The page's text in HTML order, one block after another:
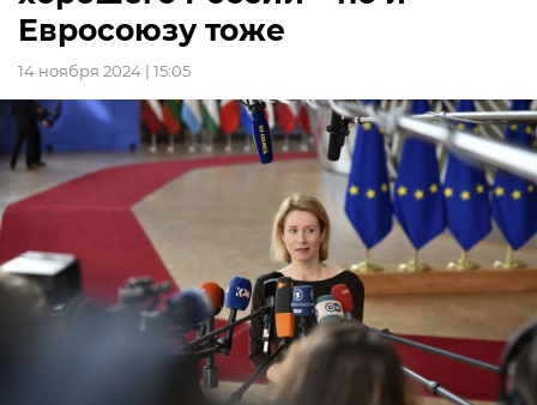
Евросоюзу тоже
14 ноября 2024 | 15:05